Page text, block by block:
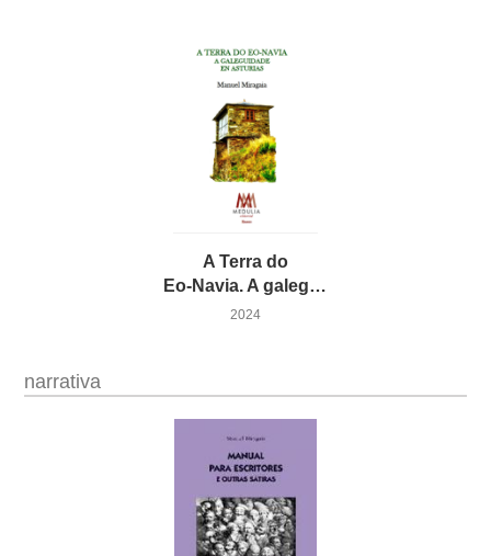
A Terra do
Eo-Navia. A galeguidade en Asturias
2024
narrativa